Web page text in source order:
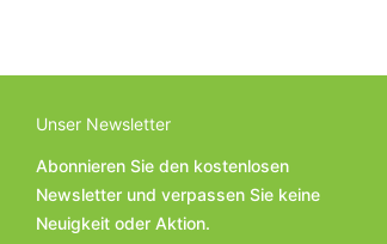
Unser Newsletter
Abonnieren Sie den kostenlosen
Newsletter und verpassen Sie keine
Neuigkeit oder Aktion.